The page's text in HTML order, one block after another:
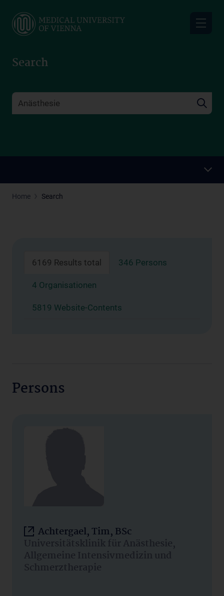
main
Search
Home Search
6169 Results total 346 Persons
4 Organisationen
5819 Website-Contents
Persons
Achtergael, Tim, BSc
Universitätsklinik für Anästhesie,
Allgemeine Intensivmedizin und
Schmerztherapie